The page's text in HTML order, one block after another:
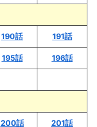
190話 191話
195話 196話
200話 201話